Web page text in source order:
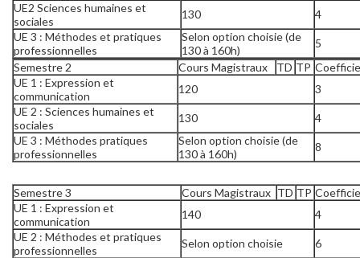
UE2 Sciences humaines et
sociales
130
4
UE 3 : Méthodes et pratiques
professionnelles
Selon option choisie (de
130 à 160h)
5
Semestre 2
Cours Magistraux TD TP
UE 1 : Expression et
communication
120
3
UE 2 : Sciences humaines et
sociales
130
4
UE 3 : Méthodes pratiques
professionnelles
Selon option choisie (de
130 à 160h)
8
Semestre 3 Cours Magistraux TD TP
UE 1 : Expression et
communication
140
4
UE 2 : Méthodes et pratiques
professionnelles
Selon option choisie 6